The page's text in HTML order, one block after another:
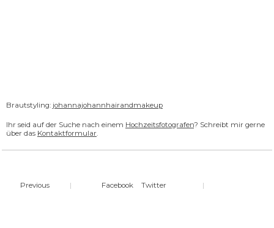
Brautstyling: johannajohannhairandmakeup
Ihr seid auf der Suche nach einem Hochzeitsfotografen? Schreibt mir gerne
über das Kontaktformular.
Previous | Facebook Twitter |